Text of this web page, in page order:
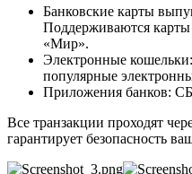
Банковские карты
Поддерживаются карты
«Мир».
Электронные
популярные
Приложения банков:
Все транзакции проходят
гарантирует безопасность